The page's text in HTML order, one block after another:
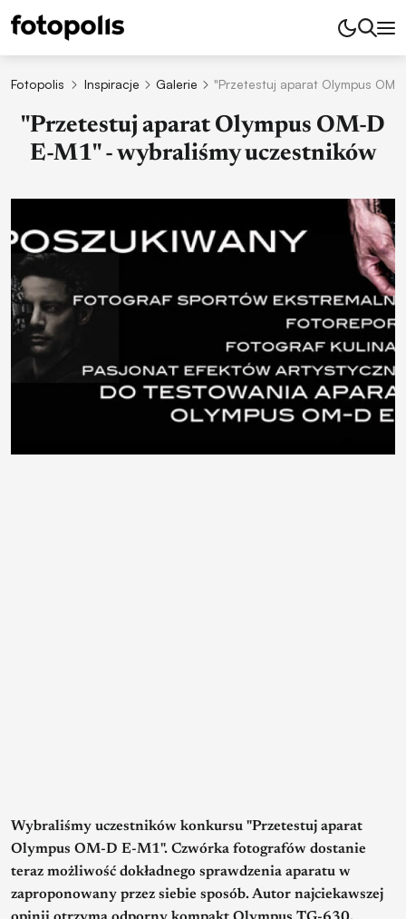
Fotopolis Inspiracje Galerie "Przetestuj aparat Olympus
"Przetestuj aparat Olympus OM-D
E-M1" - wybraliśmy uczestników
Wybraliśmy uczestników konkursu "Przetestuj aparat
Olympus OM-D E-M1". Czwórka fotografów dostanie
teraz możliwość dokładnego sprawdzenia aparatu w
zaproponowany przez siebie sposób. Autor najciekawszej